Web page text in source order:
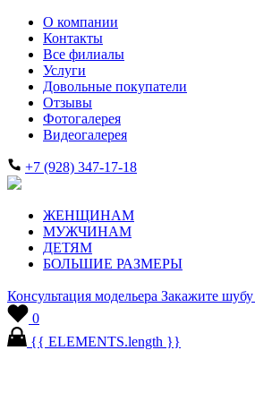
О компании
Контакты
Все филиалы
Услуги
Довольные покупатели
Отзывы
Фотогалерея
Видеогалерея
+7 (928) 347-17-18
ЖЕНЩИНАМ
МУЖЧИНАМ
ДЕТЯМ
БОЛЬШИЕ РАЗМЕРЫ
Консультация модельера Закажите
0
{{ ELEMENTS.length }}